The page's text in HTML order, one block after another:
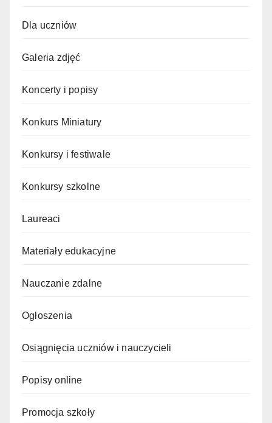
Dla uczniów
Galeria zdjęć
Koncerty i popisy
Konkurs Miniatury
Konkursy i festiwale
Konkursy szkolne
Laureaci
Materiały edukacyjne
Nauczanie zdalne
Ogłoszenia
Osiągnięcia uczniów i nauczycieli
Popisy online
Promocja szkoły